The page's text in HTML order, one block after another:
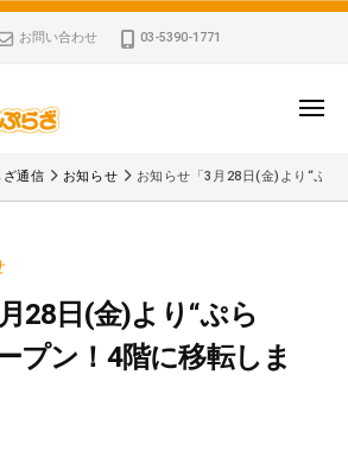
お問い合わせ 03-5390-1771
メ
ー
ざ通信 お知らせ お知らせ「3月28日(金)より“ぷ
28日(金)より“ぷら
プン！4階に移転しま
ー